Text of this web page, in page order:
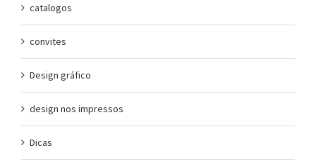
catalogos
convites
Design gráfico
design nos impressos
Dicas